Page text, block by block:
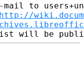
to
http://